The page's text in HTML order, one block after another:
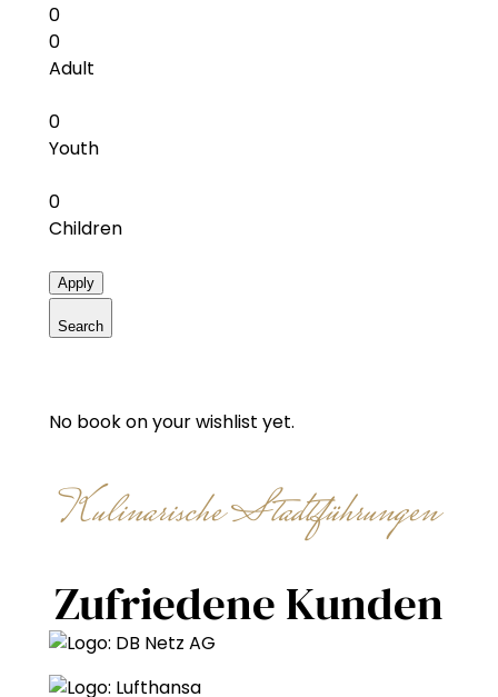
0
0
Adult
0
Youth
0
Children
Apply
Search
No book on your wishlist yet.
Kulinarische Stadtführungen
Zufriedene Kunden